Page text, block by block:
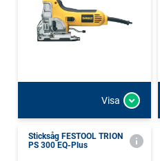
Visa
Sticksåg FESTOOL TRION
PS 300 EQ-Plus